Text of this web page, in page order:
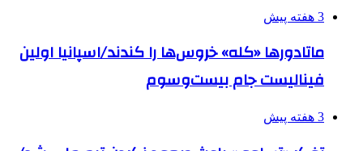
3 هفته پیش
ماتادورها «کله» خروس‌ها را کندند/اسپانیا اولین
فینالیست جام بیست‌وسوم
3 هفته پیش